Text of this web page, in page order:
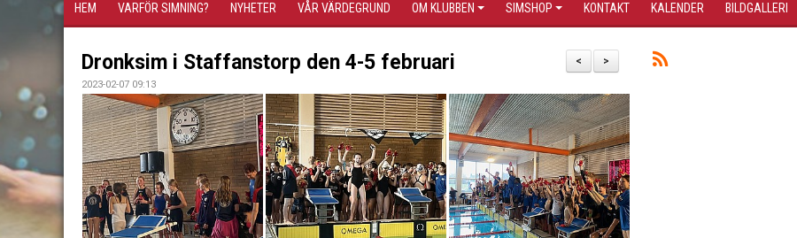
HEM VARFÖR SIMNING? NYHETER VÅR VÄRDEGRUND OM KLUBBEN SIMSHOP KONTAKT KALENDER BILDGALLERI
>
<
Dronksim i Staffanstorp den 4-5 februari
2023-02-07 09:13